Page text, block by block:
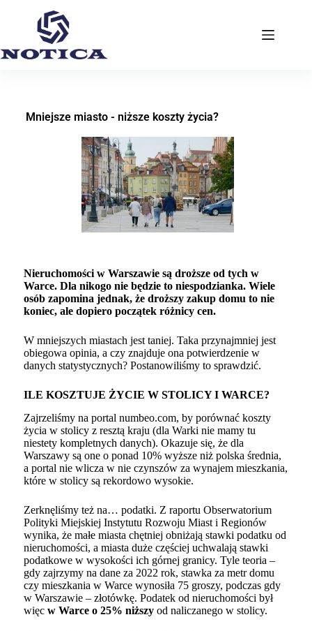
Mniejsze miasto - niższe koszty życia?
Nieruchomości w Warszawie są droższe od tych w
Warce. Dla nikogo nie będzie to niespodzianka. Wiele
osób zapomina jednak, że droższy zakup domu to nie
koniec, ale dopiero początek różnicy cen.
W mniejszych miastach jest taniej. Taka przynajmniej jest
obiegowa opinia, a czy znajduje ona potwierdzenie w
danych statystycznych? Postanowiliśmy to sprawdzić.
ILE KOSZTUJE ŻYCIE W STOLICY I WARCE?
Zajrzeliśmy na portal numbeo.com, by porównać koszty
życia w stolicy z resztą kraju (dla Warki nie mamy tu
niestety kompletnych danych). Okazuje się, że dla
Warszawy są one o ponad 10% wyższe niż polska średnia,
a portal nie wlicza w nie czynszów za wynajem mieszkania,
które w stolicy są rekordowo wysokie.
Zerknęliśmy też na… podatki. Z raportu Obserwatorium
Polityki Miejskiej Instytutu Rozwoju Miast i Regionów
wynika, że małe miasta chętniej obniżają stawki podatku od
nieruchomości, a miasta duże częściej uchwalają stawki
podatkowe w wysokości ich górnej granicy. Tyle teoria –
gdy zajrzymy na dane za 2022 rok, stawka za metr domu
czy mieszkania w Warce wynosiła 75 groszy, podczas gdy
w Warszawie – złotówkę. Podatek od nieruchomości był
więc w Warce o 25% niższy od naliczanego w stolicy.